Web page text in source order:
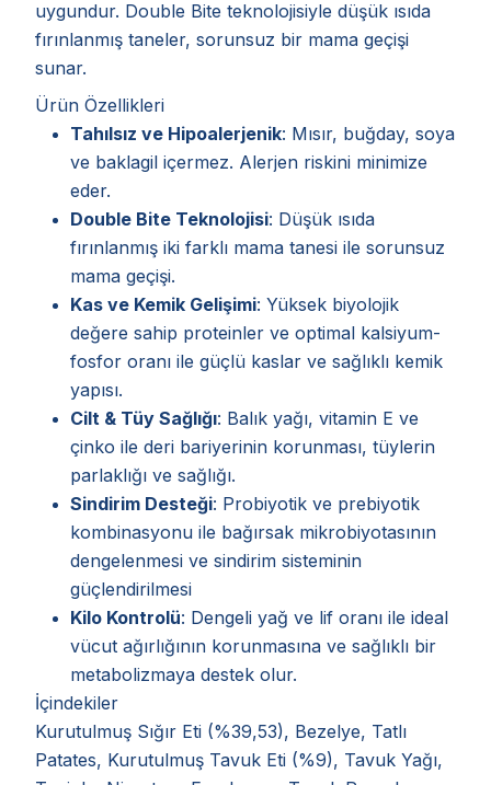
uygundur. Double Bite teknolojisiyle düşük ısıda
fırınlanmış taneler, sorunsuz bir mama geçişi
sunar.
Ürün Özellikleri
Tahılsız ve Hipoalerjenik: Mısır, buğday, soya
ve baklagil içermez. Alerjen riskini minimize
eder.
Double Bite Teknolojisi: Düşük ısıda
fırınlanmış iki farklı mama tanesi ile sorunsuz
mama geçişi.
Kas ve Kemik Gelişimi: Yüksek biyolojik
değere sahip proteinler ve optimal kalsiyum-
fosfor oranı ile güçlü kaslar ve sağlıklı kemik
yapısı.
Cilt & Tüy Sağlığı: Balık yağı, vitamin E ve
çinko ile deri bariyerinin korunması, tüylerin
parlaklığı ve sağlığı.
Sindirim Desteği: Probiyotik ve prebiyotik
kombinasyonu ile bağırsak mikrobiyotasının
dengelenmesi ve sindirim sisteminin
güçlendirilmesi
Kilo Kontrolü: Dengeli yağ ve lif oranı ile ideal
vücut ağırlığının korunmasına ve sağlıklı bir
metabolizmaya destek olur.
İçindekiler
Kurutulmuş Sığır Eti (%39,53), Bezelye, Tatlı
Patates, Kurutulmuş Tavuk Eti (%9), Tavuk Yağı,